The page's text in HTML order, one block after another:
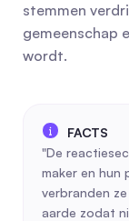
stemmen
gemeenschap
wordt.
"De
maker en hun
verbranden
aarde zodat